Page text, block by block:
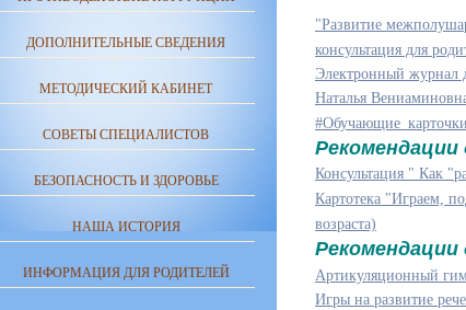
"Развитие
консультация для
Электронный журнал
Наталья
Консультация " Как
Картотека "Играем,
возраста)
Артикуляционный
Игры на развитие
ДОПОЛНИТЕЛЬНЫЕ СВЕДЕНИЯ
МЕТОДИЧЕСКИЙ КАБИНЕТ
СОВЕТЫ СПЕЦИАЛИСТОВ
БЕЗОПАСНОСТЬ И ЗДОРОВЬЕ
НАША ИСТОРИЯ
ИНФОРМАЦИЯ ДЛЯ РОДИТЕЛЕЙ